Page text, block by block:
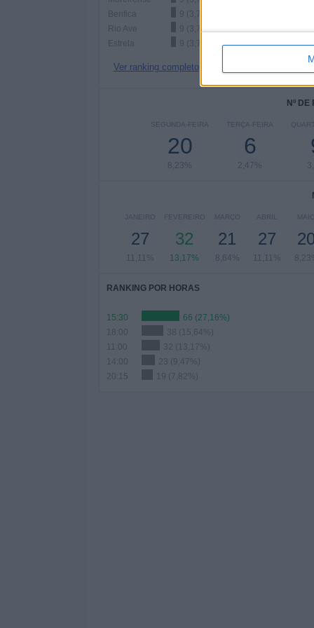
Benfica
9 (3,7%)
Rio Ave
9 (3,7%)
Estrela
9 (3,7%)
Ver ranking completo
Nº
SEGUNDA-FEIRA
20
8,23%
TERÇA-FEIRA
6
2,47%
JANEIRO
27
11,11%
FEVEREIRO
32
13,17%
MARÇO
21
8,64%
ABRIL
27
11,11%
MAIO
RANKING POR HORAS
15:30
66 (27,16%)
18:00
38 (15,64%)
32 (13,17%)
23 (9,47%)
20:15
19 (7,82%)